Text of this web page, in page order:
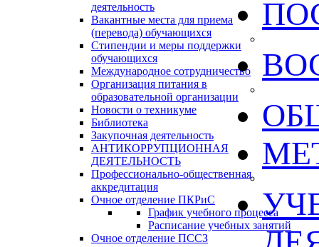
деятельность
Вакантные места для приема
(перевода) обучающихся
Стипендии и меры поддержки
обучающихся
Международное сотрудничество
Организация питания в
образовательной организации
Новости о техникуме
Библиотека
Закупочная деятельность
АНТИКОРРУПЦИОННАЯ
ДЕЯТЕЛЬНОСТЬ
Профессионально-общественная
аккредитация
Очное отделение ПКРиС
График учебного процесса
Расписание учебных занятий
Очное отделение ПССЗ